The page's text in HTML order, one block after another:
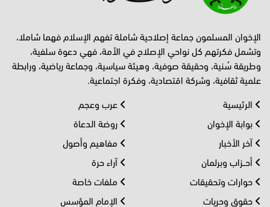
الإخوان المسلمون جماعة إصلاحية شاملة تفهم الإسلام فهما شاملا،
وتشمل فكرتهم كل نواحي الإصلاح في الأمة، فهي دعوة سلفية،
وطريقة سُنية، وحقيقة صوفية، وهيئة سياسية، وجماعة رياضية، ورابطة
علمية ثقافية، وشركة اقتصادية، وفكرة اجتماعية.
الرئيسية
بوابة الإخوان
آخر الأخبار
أحــزاب وبرلمان
حوارات وتحقيقات
حقوق وحريات
عرب وعجم
روضة الدعاة
مفاهيم وأصول
آراء حرة
ملفات خاصة
الإمام المؤسس